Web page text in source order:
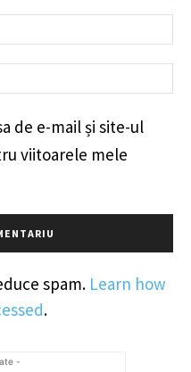
de e-mail și site-ul
viitoarele mele
spam. Learn how
.
-